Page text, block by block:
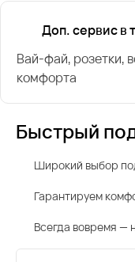
Доп. сервис в
Вай-фай, розетки,
комфорта
Быстрый
Широкий выбор
Гарантируем
Всегда вовремя —